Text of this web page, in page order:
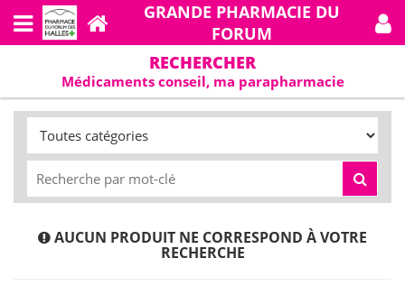
GRANDE PHARMACIE DU
FORUM
RECHERCHER
Médicaments conseil, ma parapharmacie
AUCUN PRODUIT NE CORRESPOND À VOTRE
RECHERCHE